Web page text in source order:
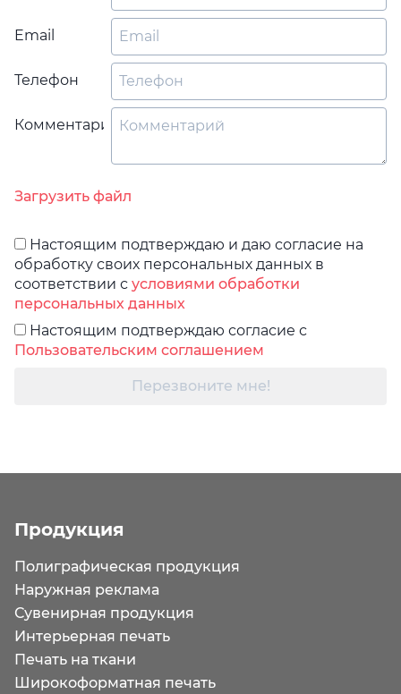
Email
Телефон
Комментарий
Загрузить файл
Настоящим подтверждаю и даю согласие на
обработку своих персональных данных в
соответствии с условиями обработки
персональных данных
Настоящим подтверждаю согласие с
Пользовательским соглашением
Перезвоните мне!
Продукция
Полиграфическая продукция
Наружная реклама
Сувенирная продукция
Интерьерная печать
Печать на ткани
Широкоформатная печать